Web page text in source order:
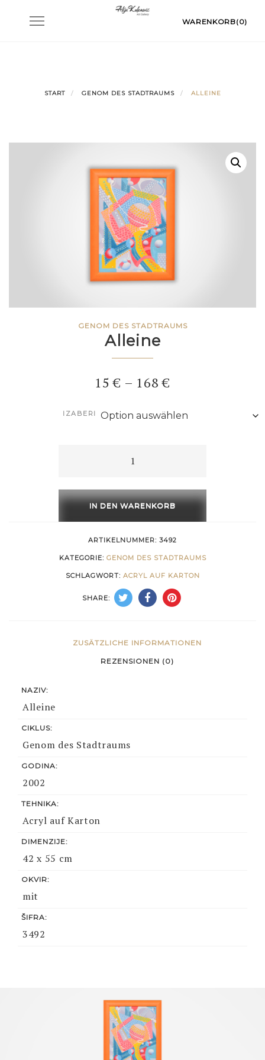
Toggle WARENKORB(0)
START GENOM DES STADTRAUMS ALLEINE
GENOM DES STADTRAUMS
Alleine
15€ – 168€
IZABERI
IN DEN WARENKORB
ARTIKELNUMMER: 3492
KATEGORIE: GENOM DES STADTRAUMS
SCHLAGWORT: ACRYL AUF KARTON
SHARE:
ZUSÄTZLICHE INFORMATIONEN
REZENSIONEN (0)
NAZIV:
Alleine
CIKLUS:
Genom des Stadtraums
GODINA:
2002
TEHNIKA:
Acryl auf Karton
DIMENZIJE:
42 x 55 cm
OKVIR:
mit
ŠIFRA:
3492